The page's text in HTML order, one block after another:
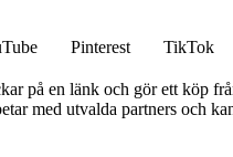
Pinterest TikTok
på en länk och gör ett köp
med utvalda partners och